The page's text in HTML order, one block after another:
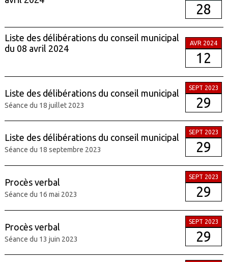
28
Liste des délibérations du conseil municipal
du 08 avril 2024
AVR 2024
12
Liste des délibérations du conseil municipal
Séance du 18 juillet 2023
SEPT 2023
29
Liste des délibérations du conseil municipal
Séance du 18 septembre 2023
SEPT 2023
29
Procès verbal
Séance du 16 mai 2023
SEPT 2023
29
Procès verbal
Séance du 13 juin 2023
SEPT 2023
29